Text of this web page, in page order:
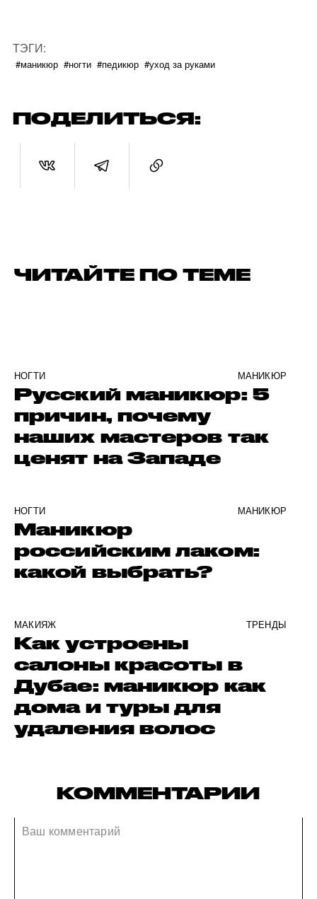
ТЭГИ:
#маникюр #ногти #педикюр #уход за руками
ПОДЕЛИТЬСЯ:
ЧИТАЙТЕ ПО ТЕМЕ
НОГТИ МАНИКЮР
Русский маникюр: 5
причин, почему
наших мастеров так
ценят на Западе
НОГТИ МАНИКЮР
Маникюр
российским лаком:
какой выбрать?
МАКИЯЖ ТРЕНДЫ
Как устроены
салоны красоты в
Дубае: маникюр как
дома и туры для
удаления волос
КОММЕНТАРИИ